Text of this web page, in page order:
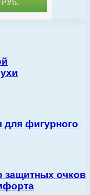
фигурного
очков